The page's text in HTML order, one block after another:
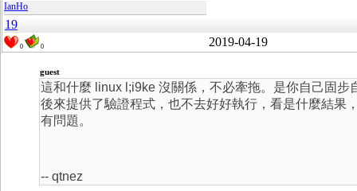
IanHo
19
0 0 2019-04-19
guest
這和什麼 linux l;i9ke 沒關係，不必牽拖。是你自己固
後來提供了驗證程式，也不去好好執行，看是什麼結果
有問題。
-- qtnez